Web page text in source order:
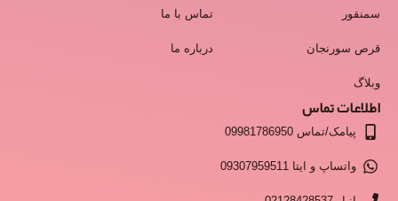
سمنقور
قرص سورنجان
وبلاگ
تماس با ما
درباره ما
اطلاعات تماس
پیامک/تماس 09981786950
واتساپ و ایتا 09307959511